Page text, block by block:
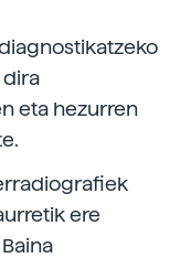
eta hezurren
ere